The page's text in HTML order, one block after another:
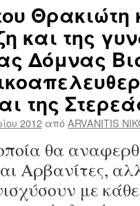
Θρακιώτη
και της
Δόμνας
της
2012 απόARVANITIS
θα
Αρβανίτες,
με